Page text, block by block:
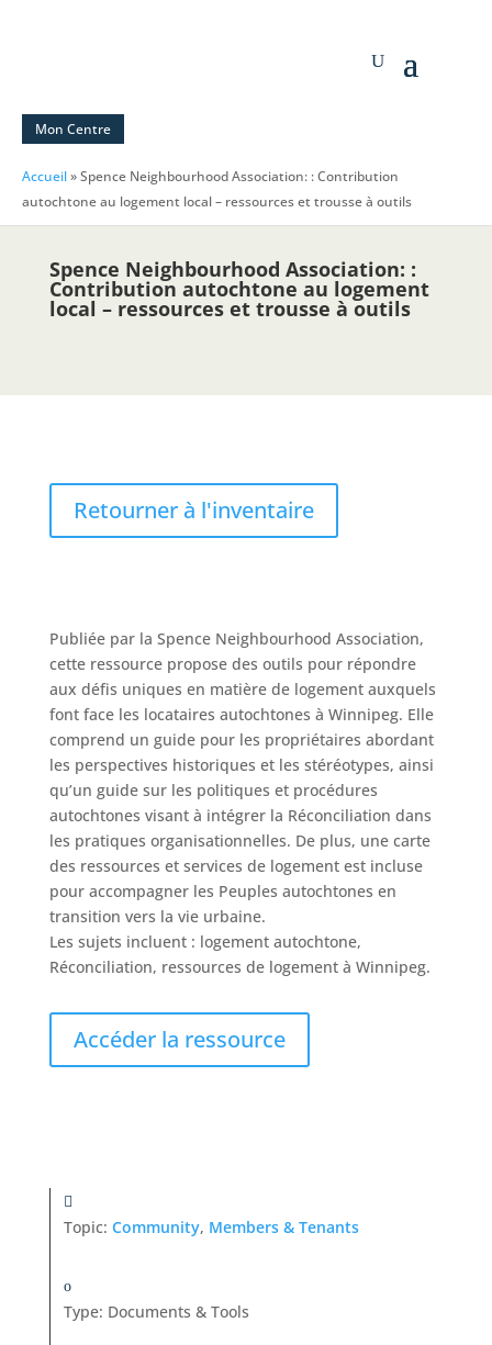
Mon Centre
Accueil»Spence Neighbourhood Association: : Contribution
autochtone au logement local – ressources et trousse à outils
Spence Neighbourhood Association: :
Contribution autochtone au logement
local – ressources et trousse à outils
Retourner à l'inventaire
Publiée par la Spence Neighbourhood Association,
cette ressource propose des outils pour répondre
aux défis uniques en matière de logement auxquels
font face les locataires autochtones à Winnipeg. Elle
comprend un guide pour les propriétaires abordant
les perspectives historiques et les stéréotypes, ainsi
qu’un guide sur les politiques et procédures
autochtones visant à intégrer la Réconciliation dans
les pratiques organisationnelles. De plus, une carte
des ressources et services de logement est incluse
pour accompagner les Peuples autochtones en
transition vers la vie urbaine.
Les sujets incluent : logement autochtone,
Réconciliation, ressources de logement à Winnipeg.
Accéder la ressource
Topic: Community, Members & Tenants
Type: Documents & Tools